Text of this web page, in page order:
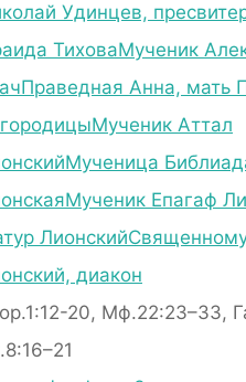
Удинцев,
ТиховаМученик
Праведная Анна, мать
Мученик Аттал
Мученица
Мученик Епагаф
Лионский
диакон
20, Мф.22:23–33,